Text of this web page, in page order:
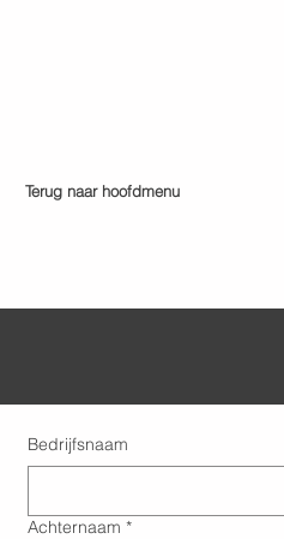
Terug naar hoofdmenu
Bedrijfsnaam
Achternaam *